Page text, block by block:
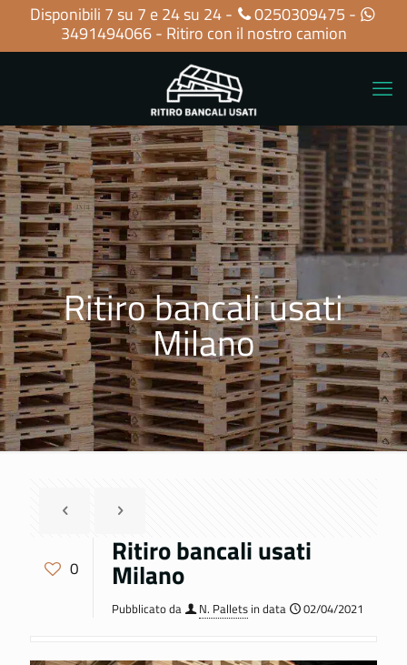
Disponibili 7 su 7 e 24 su 24 - 0250309475 -
3491494066- Ritiro con il nostro camion
Ritiro bancali usati
Milano
0 Ritiro bancali usati
Milano
Pubblicato da N. Pallets in data 02/04/2021